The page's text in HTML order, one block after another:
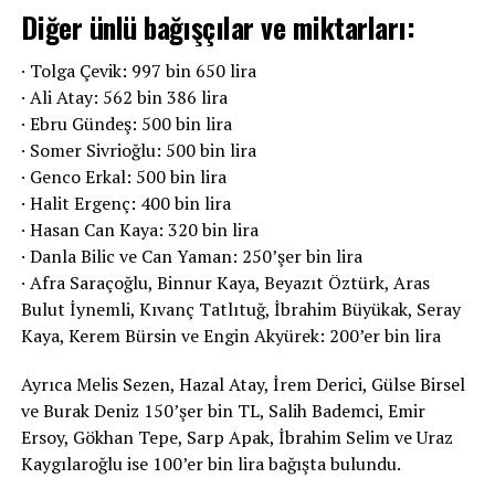
Diğer ünlü bağışçılar ve miktarları:
· Tolga Çevik: 997 bin 650 lira
· Ali Atay: 562 bin 386 lira
· Ebru Gündeş: 500 bin lira
· Somer Sivrioğlu: 500 bin lira
· Genco Erkal: 500 bin lira
· Halit Ergenç: 400 bin lira
· Hasan Can Kaya: 320 bin lira
· Danla Bilic ve Can Yaman: 250’şer bin lira
· Afra Saraçoğlu, Binnur Kaya, Beyazıt Öztürk, Aras
Bulut İynemli, Kıvanç Tatlıtuğ, İbrahim Büyükak, Seray
Kaya, Kerem Bürsin ve Engin Akyürek: 200’er bin lira
Ayrıca Melis Sezen, Hazal Atay, İrem Derici, Gülse Birsel
ve Burak Deniz 150’şer bin TL, Salih Bademci, Emir
Ersoy, Gökhan Tepe, Sarp Apak, İbrahim Selim ve Uraz
Kaygılaroğlu ise 100’er bin lira bağışta bulundu.